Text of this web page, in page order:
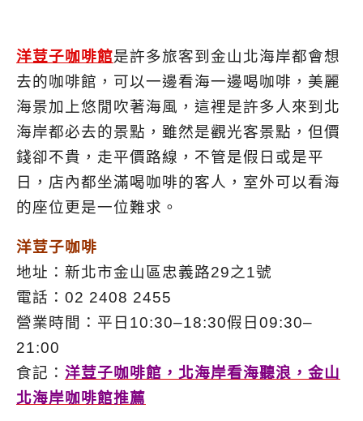
洋荳子咖啡館是許多旅客到金山北海岸都會想
去的咖啡館，可以一邊看海一邊喝咖啡，美麗
海景加上悠閒吹著海風，這裡是許多人來到北
海岸都必去的景點，雖然是觀光客景點，但價
錢卻不貴，走平價路線，不管是假日或是平
日，店內都坐滿喝咖啡的客人，室外可以看海
的座位更是一位難求。
洋荳子咖啡
地址：新北市金山區忠義路29之1號
電話：02 2408 2455
營業時間：平日10:30–18:30假日09:30–
21:00
食記： 洋荳子咖啡館，北海岸看海聽浪，金山
北海岸咖啡館推薦